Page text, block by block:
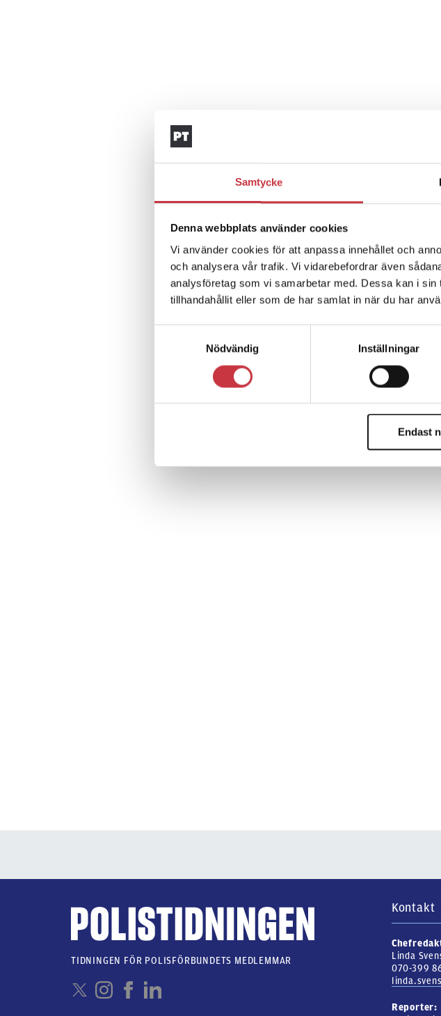
Samtycke
Denna webbplats använder cookies
Vi använder cookies för att anpassa innehållet och
och analysera vår trafik. Vi vidarebefordrar även
analysföretag som vi samarbetar med. Dessa kan i
tillhandahållit eller som de har samlat in när du har
Nödvändig
Inställningar
Endast
Kontakt
Linda
070-399
Reporter:
TIDNINGEN FÖR POLISFÖRBUNDETS MEDLEMMAR